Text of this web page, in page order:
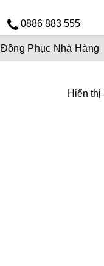
0886 883 555
Đồng Phục Nhà Hàng
Hiển thị